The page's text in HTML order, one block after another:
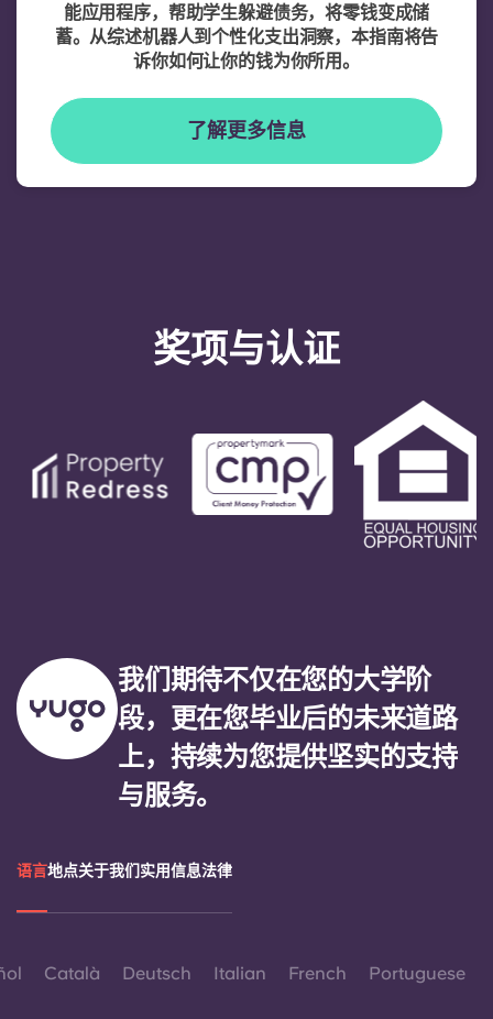
能应用程序，帮助学生躲避债务，将零钱变成储
蓄。从综述机器人到个性化支出洞察，本指南将告
诉你如何让你的钱为你所用。
了解更多信息
奖项与认证
我们期待不仅在您的大学阶
段，更在您毕业后的未来道路
上，持续为您提供坚实的支持
与服务。
语言地点关于我们实用信息法律
Català Deutsch Italian French Portuguese